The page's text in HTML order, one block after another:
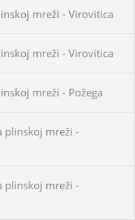
mreži - Virovitica
mreži - Virovitica
mreži - Požega
plinskoj mreži -
plinskoj mreži -